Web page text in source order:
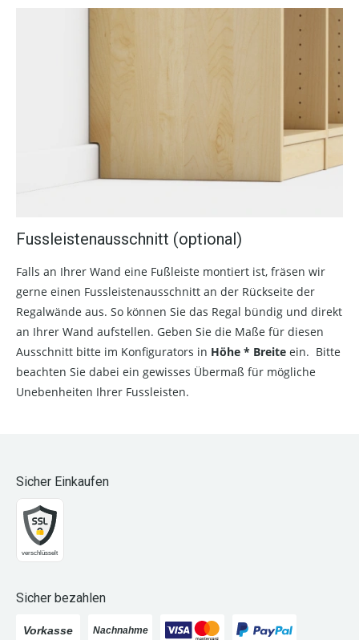
Fussleistenausschnitt (optional)
Falls an Ihrer Wand eine Fußleiste montiert ist, fräsen wir
gerne einen Fussleistenausschnitt an der Rückseite der
Regalwände aus. So können Sie das Regal bündig und direkt
an Ihrer Wand aufstellen. Geben Sie die Maße für diesen
Ausschnitt bitte im Konfigurators in Höhe * Breite ein. Bitte
beachten Sie dabei ein gewisses Übermaß für mögliche
Unebenheiten Ihrer Fussleisten.
Sicher Einkaufen
Sicher bezahlen